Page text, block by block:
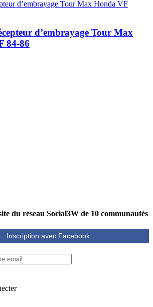
d’embrayage Tour Max
84-86
du réseau Social3W de 10 communautés